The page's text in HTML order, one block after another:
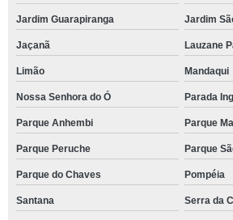
Jardim Guarapiranga Jardim
Jaçanã Lauzane
Limão Mandaqui
Nossa Senhora do Ó Parada
Parque Anhembi Parque
Parque Peruche Parque
Parque do Chaves Pompéia
Santana Serra da